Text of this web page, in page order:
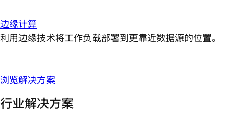
边缘计算
利用边缘技术将工作负载部署到更靠近数据源的位置。
浏览解决方案
行业解决方案